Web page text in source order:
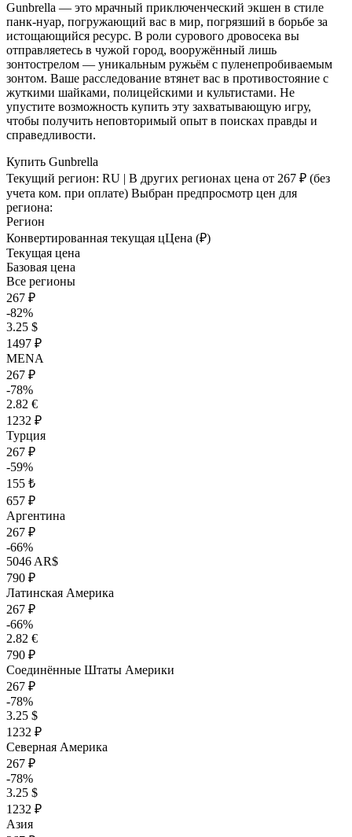
Gunbrella — это мрачный приключенческий экшен в стиле
панк-нуар, погружающий вас в мир, погрязший в борьбе за
истощающийся ресурс. В роли сурового дровосека вы
отправляетесь в чужой город, вооружённый лишь
зонтострелом — уникальным ружьём с пуленепробиваемым
зонтом. Ваше расследование втянет вас в противостояние с
жуткими шайками, полицейскими и культистами. Не
упустите возможность купить эту захватывающую игру,
чтобы получить неповторимый опыт в поисках правды и
справедливости.
Купить Gunbrella
Текущий регион: RU | В других регионах цена от 267 ₽ (без
учета ком. при оплате) Выбран предпросмотр цен для
региона:
Регион
Конвертированная текущая цЦена (₽)
Текущая цена
Базовая цена
Все регионы
267 ₽
-82%
3.25 $
1497 ₽
MENA
267 ₽
-78%
2.82 €
1232 ₽
Турция
267 ₽
-59%
155 ₺
657 ₽
Аргентина
267 ₽
-66%
5046 AR$
790 ₽
Латинская Америка
267 ₽
-66%
2.82 €
790 ₽
Соединённые Штаты Америки
267 ₽
-78%
3.25 $
1232 ₽
Северная Америка
267 ₽
-78%
3.25 $
1232 ₽
Азия